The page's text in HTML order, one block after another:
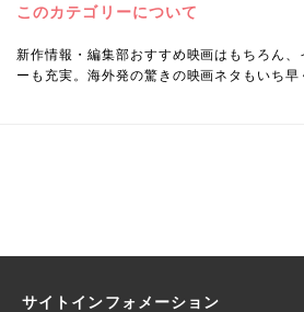
このカテゴリーについて
新作情報・編集部おすすめ映画はもちろん、
ーも充実。海外発の驚きの映画ネタもいち早
サイトインフォメーション